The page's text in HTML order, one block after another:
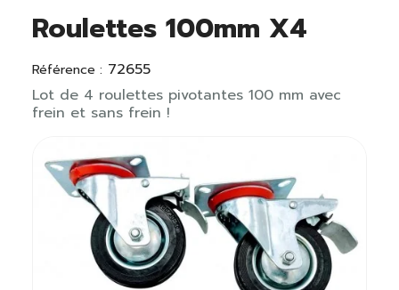
Roulettes 100mm X4
Référence : 72655
Lot de 4 roulettes pivotantes 100 mm avec
frein et sans frein !